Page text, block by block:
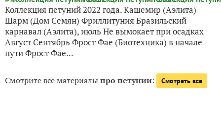
Коллекция петуний 2022 года. Кашемир (Аэлита)
Шарм (Дом Семян) Фриллитуния Бразильский
карнавал (Аэлита), июль Не вымокает при осадках
Август Сентябрь Фрост Фае (Биотехника) в начале
пути Фрост Фае...
Смотрите все материалыпро петунии: Смотреть все